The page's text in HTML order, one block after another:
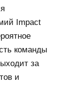
Impact
команды
за
и